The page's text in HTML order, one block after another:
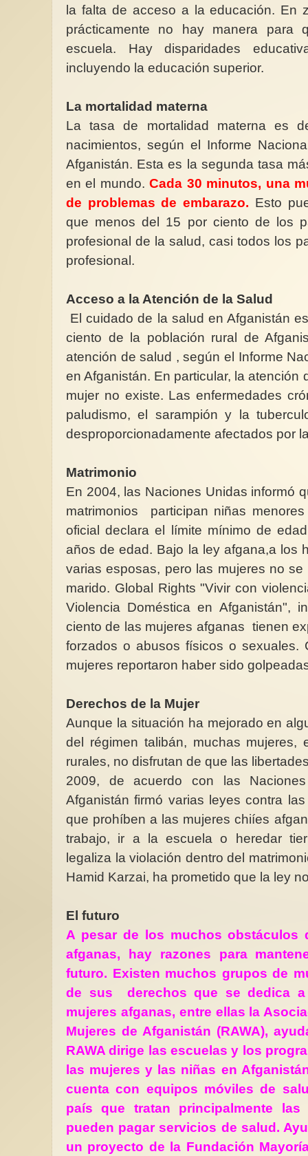
la falta de acceso a la educación. En
prácticamente no hay manera
escuela. Hay disparidades
incluyendo la educación superior.
La mortalidad materna
La tasa de mortalidad materna es
nacimientos, según el Informe
Afganistán. Esta es la segunda tasa
en el mundo.Cada 30 minutos, una
de problemas de embarazo. Esto
que menos del 15 por ciento de los
profesional de la salud, casi todos los
profesional.
Acceso a la Atención de la Salud
El cuidado de la salud en Afganistán
ciento de la población rural de
atención de salud , según el Informe
en Afganistán. En particular, la atención
mujer no existe. Las enfermedades
paludismo, el sarampión y la
desproporcionadamente afectados por
Matrimonio
En 2004, las Naciones Unidas informó
matrimonios participan niñas
oficial declara el límite mínimo de
años de edad. Bajo la ley afgana,a los
varias esposas, pero las mujeres no
marido. Global Rights "Vivir con
Violencia Doméstica en Afganistán",
ciento de las mujeres afganas tienen
forzados o abusos físicos o
mujeres reportaron haber sido
Derechos de la Mujer
Aunque la situación ha mejorado en
del régimen talibán, muchas mujeres,
rurales, no disfrutan de que las
2009, de acuerdo con las
Afganistán firmó varias leyes contra
que prohíben a las mujeres chiíes
trabajo, ir a la escuela o heredar
legaliza la violación dentro del
Hamid Karzai, ha prometido que la ley
El futuro
A pesar de los muchos obstáculos
afganas, hay razones para
futuro. Existen muchos grupos de
de sus derechos que se dedica
mujeres afganas, entre ellas la
Mujeres de Afganistán (RAWA),
RAWA dirige las escuelas y los
las mujeres y las niñas en
cuenta con equipos móviles de
país que tratan principalmente
pueden pagar servicios de salud.
un proyecto de la Fundación